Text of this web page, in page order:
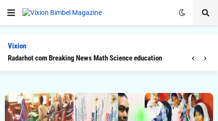
Vixion
Radarhot com Breaking News Math Science education